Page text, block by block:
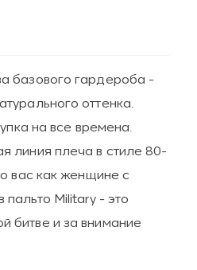
базового гардероба -
оттенка.
на все времена.
линия плеча в стиле 80-
вас как женщине с
Military - это
битве и за внимание